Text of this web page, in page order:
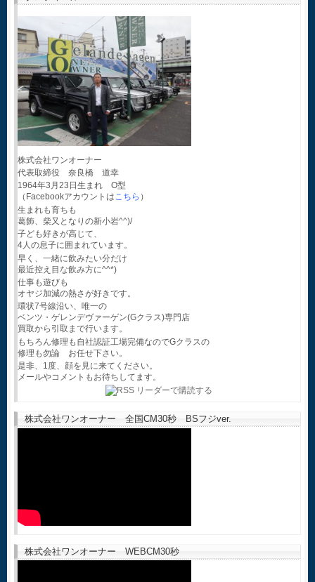
株式会社ワンオーナー
代表取締役 奈良橋 道幸
1964年3月23日生まれ O型
（Facebookアカウントはこちら ）
生まれも育ちも
葛飾、柴又となりの新小岩^^)/
子ども好きが高じて、
4人の息子に囲まれています。
早く、一緒に飲みたい分だけ
最近控え目な飲み方に^^*)
仕事も遊びも
オヤジ加減の熱さが好きです。
環状7号線沿い、唯一の
ベンツ・ゲレンデヴァーゲン(Gクラス)専門店
買取から引取まで行います。
もちろん修理も自社認証工場完備なのでGクラスの
修理も勿論 お任せ下さい。
是非、1度、顔を見に来てください。
メールやコメントもお待ちしてます。
株式会社ワンオーナー 全国CM30秒 BSフジver.
株式会社ワンオーナー WEBCM30秒